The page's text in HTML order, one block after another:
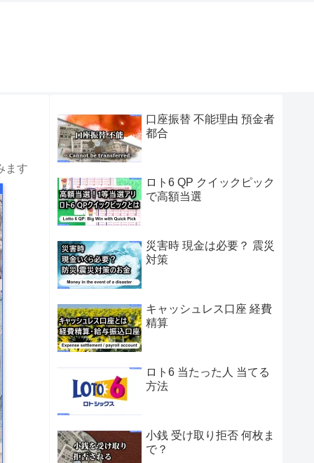
ます
口座振替 不能理由 預金者
都合
ロト6 QP クイックピック
で高額当選
災害時 現金は必要？ 震災
対策
キャッシュレス口座 経費
精算
ロト6 当たった人 当てる
方法
小銭 受け取り拒否 何枚ま
で？